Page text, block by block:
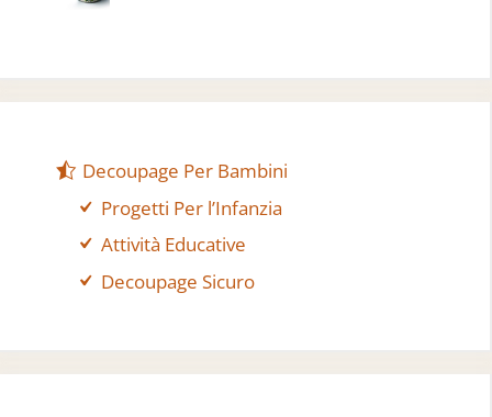
Decoupage Per Bambini
Progetti Per l’Infanzia
Attività Educative
Decoupage Sicuro